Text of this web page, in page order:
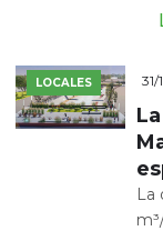
LOCALES
La